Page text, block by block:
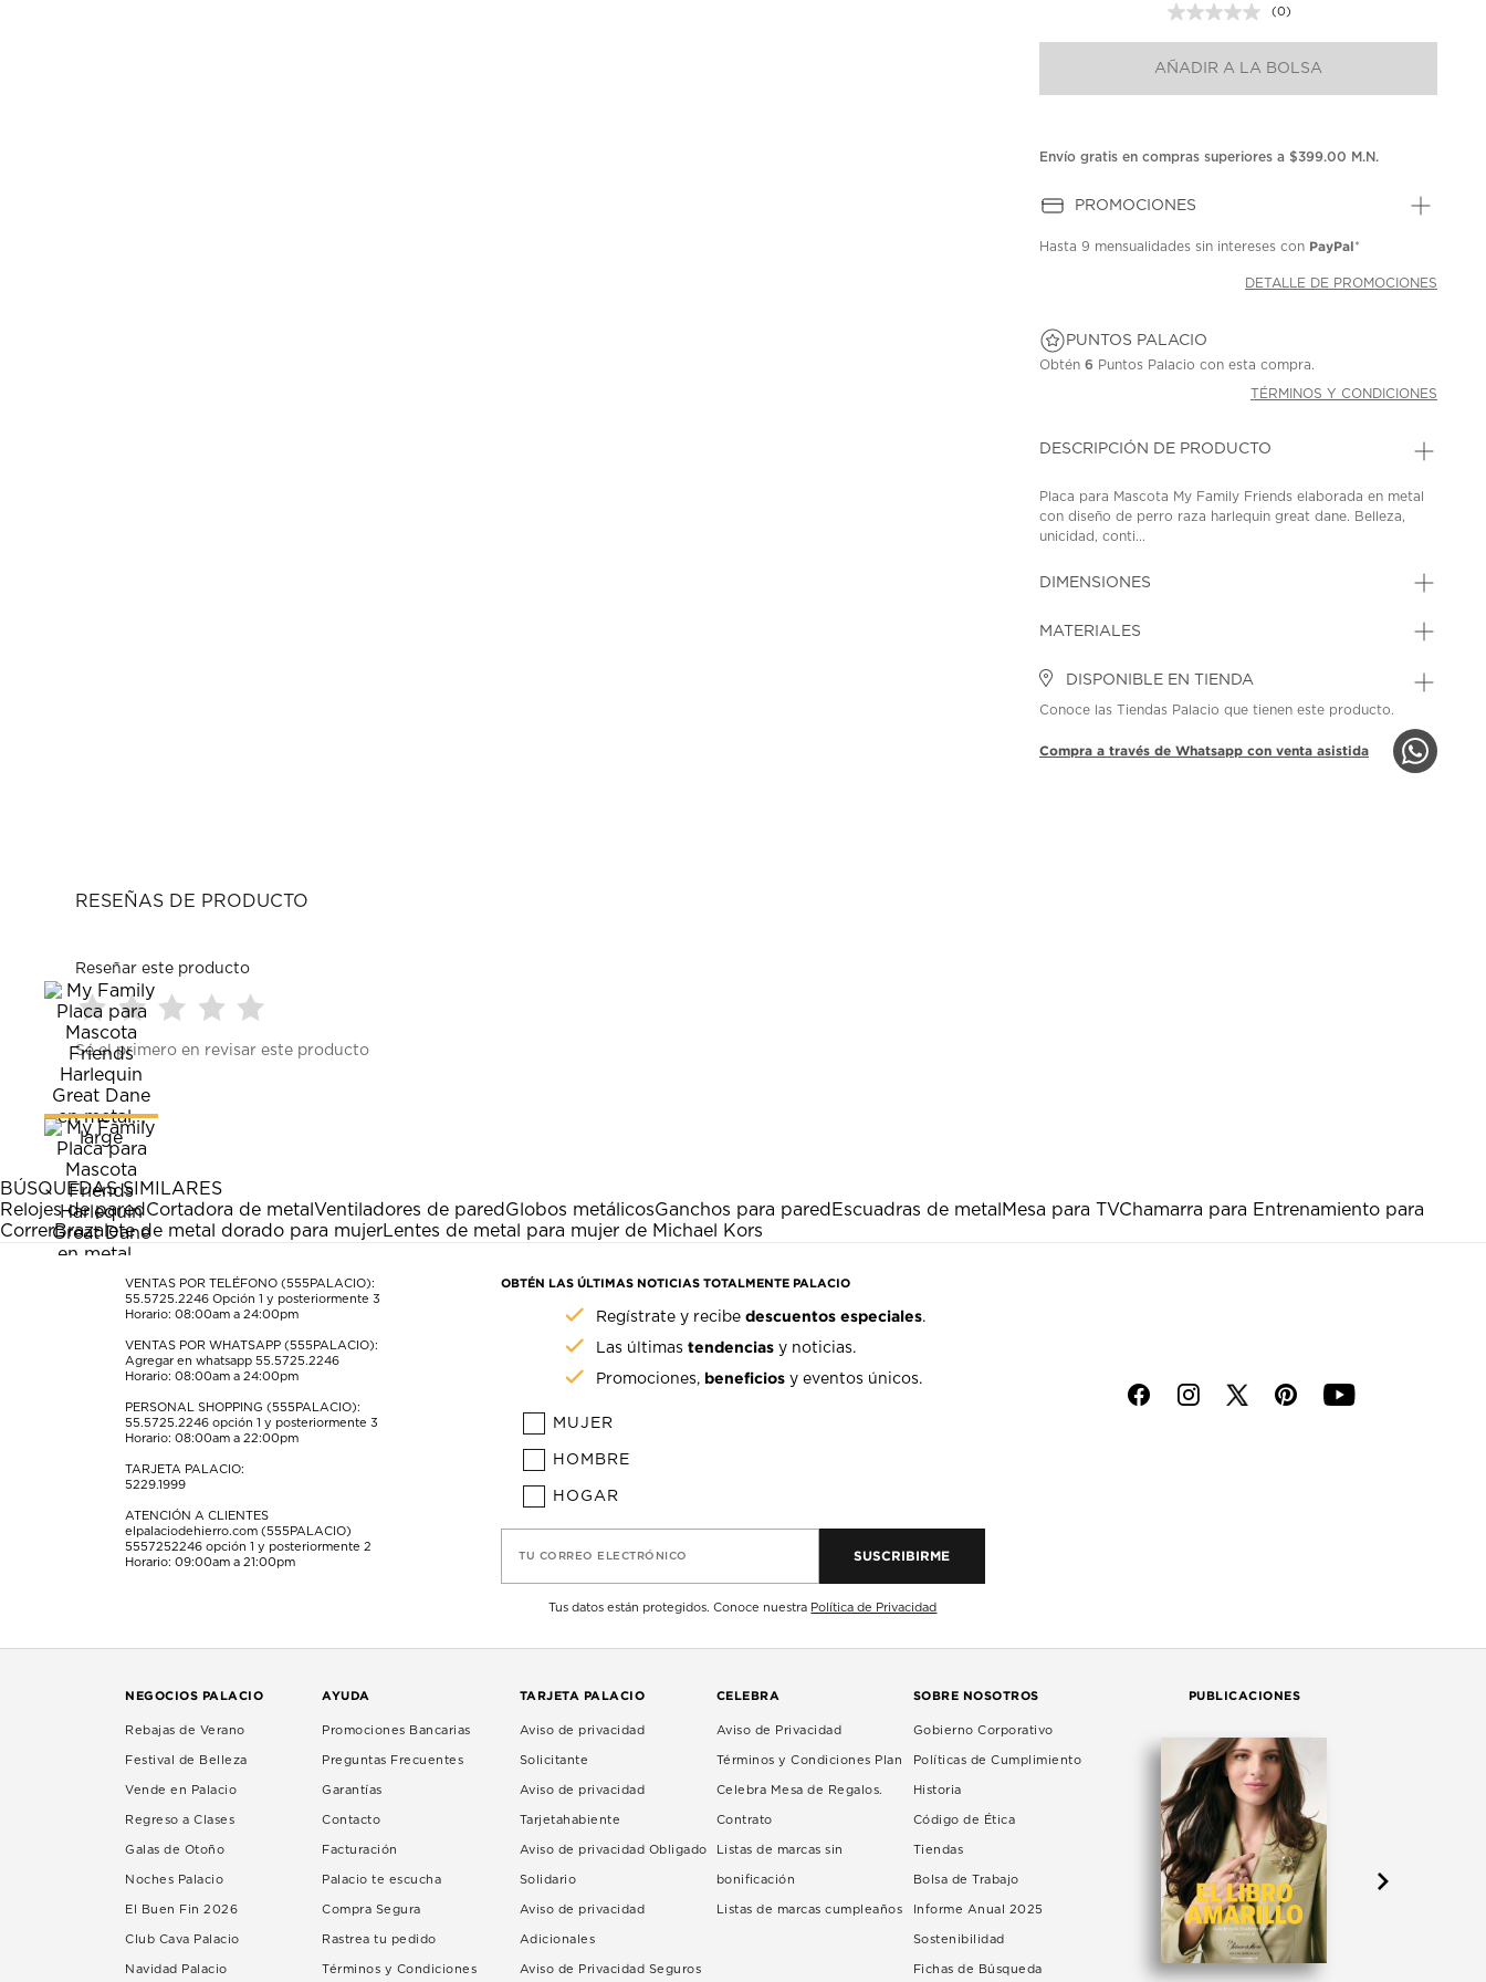
Sin
puntuación.
en
la
(0)
AÑADIR A LA BOLSA
Envío gratis en compras superiores a $399.00 M.N.
PROMOCIONES
Hasta9 mensualidades sin intereses con PayPal*
DETALLE DE PROMOCIONES
PUNTOS PALACIO
Obtén6 Puntos Palacio con esta compra.
TÉRMINOS Y CONDICIONES
DESCRIPCIÓN DE PRODUCTO
Placa para Mascota My Family Friends elaborada en metal
con diseño de perro raza harlequin great dane. Belleza,
unicidad, conti...
DIMENSIONES
MATERIALES
DISPONIBLE EN TIENDA
Conoce las Tiendas Palacio que tienen este producto.
Compra a través de Whatsapp con venta asistida
RESEÑAS DE PRODUCTO
Reseñar este producto
Seleccionar
para
calificar
el
artículo
con
1
estrella
Esta
acción
abrirá
formulario
Seleccionar
para
calificar
el
artículo
con
2
estrellas.
Esta
acción
abrirá
formulario
de
para
artículo
estrellas.
Esta
acción
abrirá
formulario
de
para
estrellas.
Esta
acción
abrirá
formulario
de
para
Esta
acción
abrirá
formulario
de
envío.
Sé el primero en revisar este producto
BÚSQUEDAS SIMILARES
Relojes de pared Cortadora de metal Ventiladores de pared Globos metálicosGanchos para pared Escuadras de metal Mesa para TVChamarra para Entrenamiento para
CorrerBrazalete de metal dorado para mujerLentes de metal para mujer de Michael Kors
VENTAS POR TELÉFONO (555PALACIO):
55.5725.2246 Opción 1 y posteriormente 3
Horario: 08:00am a 24:00pm
VENTAS POR WHATSAPP (555PALACIO):
Agregar en whatsapp 55.5725.2246
Horario: 08:00am a 24:00pm
PERSONAL SHOPPING (555PALACIO):
55.5725.2246 opción 1 y posteriormente 3
Horario: 08:00am a 22:00pm
TARJETA PALACIO:
5229.1999
ATENCIÓN A CLIENTES
elpalaciodehierro.com (555PALACIO)
5557252246 opción 1 y posteriormente 2
Horario: 09:00am a 21:00pm
OBTÉN LAS ÚLTIMAS NOTICIAS TOTALMENTE PALACIO
Regístrate y recibedescuentos especiales.
Las últimastendencias y noticias.
Promociones, beneficios y eventos únicos.
MUJER
HOMBRE
HOGAR
TU CORREO ELECTRÓNICO SUSCRIBIRME
Tus datos están protegidos. Conoce nuestra Política de Privacidad
f i p y
NEGOCIOS PALACIO
Rebajas de Verano
Festival de Belleza
Vende en Palacio
Regreso a Clases
Galas de Otoño
Noches Palacio
El Buen Fin 2026
Club Cava Palacio
Navidad Palacio
AYUDA
Promociones Bancarias
Preguntas Frecuentes
Garantías
Contacto
Facturación
Palacio te escucha
Compra Segura
Rastrea tu pedido
Términos y Condiciones
TARJETA PALACIO
Aviso de privacidad
Solicitante
Aviso de privacidad
Tarjetahabiente
Aviso de privacidad Obligado
Solidario
Aviso de privacidad
Adicionales
Aviso de Privacidad Seguros
CELEBRA
Aviso de Privacidad
Términos y Condiciones Plan
Celebra Mesa de Regalos.
Contrato
Listas de marcas sin
bonificación
Listas de marcas cumpleaños
SOBRE NOSOTROS
Gobierno Corporativo
Políticas de Cumplimiento
Historia
Código de Ética
Tiendas
Bolsa de Trabajo
Informe Anual 2025
Sostenibilidad
Fichas de Búsqueda
PUBLICACIONES